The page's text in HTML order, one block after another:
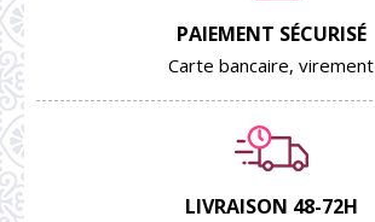
PAIEMENT SÉCURISÉ
Carte bancaire, virement
LIVRAISON 48-72H